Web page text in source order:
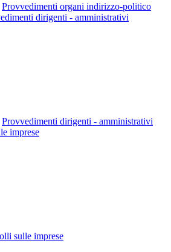
Provvedimenti organi indirizzo-politico
dirigenti - amministrativi
Provvedimenti dirigenti - amministrativi
imprese
sulle imprese